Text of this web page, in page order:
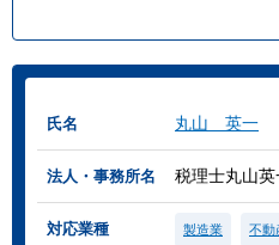
氏名 丸山 英一
法人・事務所名 税理士丸山
対応業種 製造業 不動